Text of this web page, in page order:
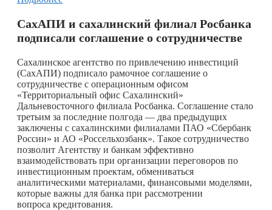
СахАПИ и сахалинский филиал Росбанка
подписали соглашение о сотрудничестве
Сахалинское агентство по привлечению инвестиций
(СахАПИ) подписало рамочное соглашение о
сотрудничестве с операционным офисом
«Территориальный офис Сахалинский»
Дальневосточного филиала Росбанка. Соглашение стало
третьим за последние полгода — два предыдущих
заключены с сахалинскими филиалами ПАО «Сбербанк
России» и АО «Россельхозбанк». Такое сотрудничество
позволит Агентству и банкам эффективно
взаимодействовать при организации переговоров по
инвестиционным проектам, обмениваться
аналитическими материалами, финансовыми моделями,
которые важны для банка при рассмотрении
вопроса кредитования.